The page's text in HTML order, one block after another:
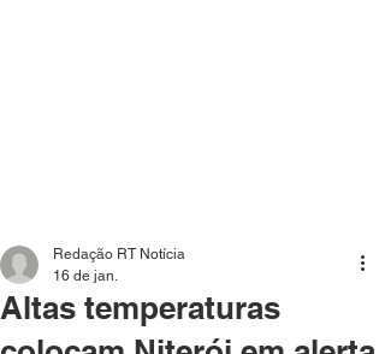
Altas temperaturas
Redação RT Notícia
16 de jan.